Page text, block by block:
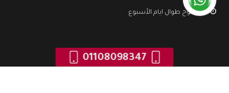
مفتوح طوال ايام الأسبوع
01108098347